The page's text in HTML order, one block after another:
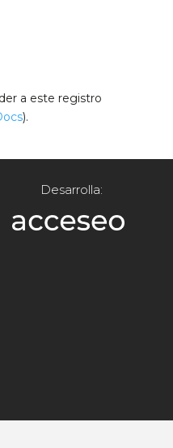
a este registro
).
Desarrolla: